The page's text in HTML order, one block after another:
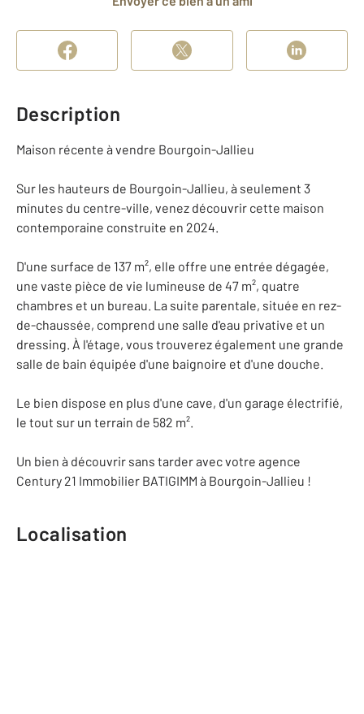
Description
Maison récente à vendre Bourgoin-Jallieu
Sur les hauteurs de Bourgoin-Jallieu, à seulement 3
minutes du centre-ville, venez découvrir cette maison
contemporaine construite en 2024.
D'une surface de 137 m², elle offre une entrée dégagée,
une vaste pièce de vie lumineuse de 47 m², quatre
chambres et un bureau. La suite parentale, située en rez-
de-chaussée, comprend une salle d'eau privative et un
dressing. À l'étage, vous trouverez également une grande
salle de bain équipée d'une baignoire et d'une douche.
Le bien dispose en plus d'une cave, d'un garage électrifié,
le tout sur un terrain de 582 m².
Un bien à découvrir sans tarder avec votre agence
Century 21 Immobilier BATIGIMM à Bourgoin-Jallieu !
Localisation